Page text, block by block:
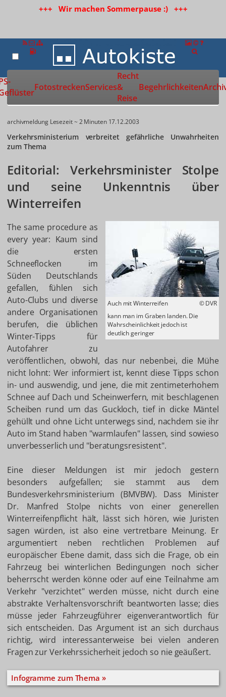
+++ Wir machen Sommerpause :) +++
Zur Startseite
FotostreckenServices
Recht
&
Reise
Begehrlichkeiten
archivmeldung Lesezeit ~ 2 Minuten 17.12.2003
Verkehrsministerium verbreitet gefährliche Unwahrheiten
zum Thema
Editorial: Verkehrsminister Stolpe
und seine Unkenntnis über
Winterreifen
Auch mit Winterreifen
© DVR
kann man im Graben landen. Die
Wahrscheinlichkeit jedoch ist
deutlich geringer
The same procedure as
every year: Kaum sind
die ersten
Schneeflocken im
Süden Deutschlands
gefallen, fühlen sich
Auto-Clubs und diverse
andere Organisationen
berufen, die üblichen
Winter-Tipps für
Autofahrer zu
veröffentlichen, obwohl, das nur nebenbei, die Mühe
nicht lohnt: Wer informiert ist, kennt diese Tipps schon
in- und auswendig, und jene, die mit zentimeterhohem
Schnee auf Dach und Scheinwerfern, mit beschlagenen
Scheiben rund um das Guckloch, tief in dicke Mäntel
gehüllt und ohne Licht unterwegs sind, nachdem sie ihr
Auto im Stand haben "warmlaufen" lassen, sind sowieso
unverbesserlich und "beratungsresistent".
Eine dieser Meldungen ist mir jedoch gestern
besonders aufgefallen; sie stammt aus dem
Bundesverkehrsministerium (BMVBW). Dass Minister
Dr. Manfred Stolpe nichts von einer generellen
Winterreifenpflicht hält, lässt sich hören, wie Juristen
sagen würden, ist also eine vertretbare Meinung. Er
argumentiert neben rechtlichen Problemen auf
europäischer Ebene damit, dass sich die Frage, ob ein
Fahrzeug bei winterlichen Bedingungen noch sicher
beherrscht werden könne oder auf eine Teilnahme am
Verkehr "verzichtet" werden müsse, nicht durch eine
abstrakte Verhaltensvorschrift beantworten lasse; dies
müsse jeder Fahrzeugführer eigenverantwortlich für
sich entscheiden. Das Argument ist an sich durchaus
richtig, wird interessanterweise bei vielen anderen
Fragen zur Verkehrssicherheit jedoch so nie geäußert.
Infogramme zum Thema »